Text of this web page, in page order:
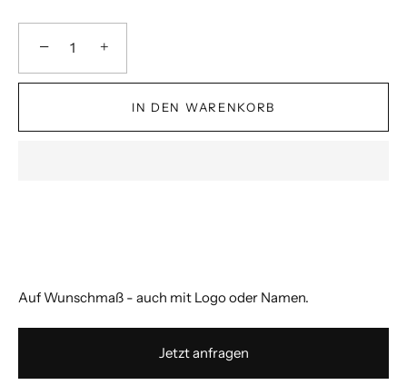
− +
IN DEN WARENKORB
Auf Wunschmaß - auch mit Logo oder Namen.
Jetzt anfragen